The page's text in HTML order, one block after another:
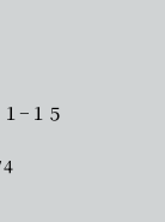
−１５